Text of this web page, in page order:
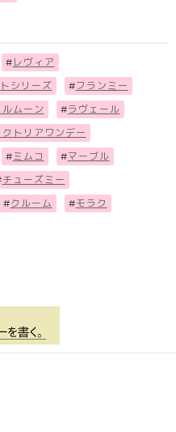
# レヴィア
シリーズ #フランミー
ルムーン #ラヴェール
クトリアワンデー
# ミムコ #マーブル
チューズミー
#クルーム #モラク